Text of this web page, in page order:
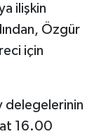
ilişkin
Özgür
için
delegelerinin
16.00